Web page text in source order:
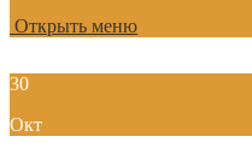
Открыть меню
30
Окт